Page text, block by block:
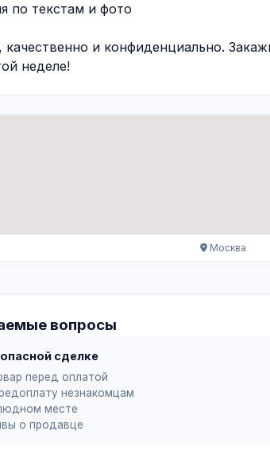
по текстам и фото
качественно и конфиденциально.
неделе!
Москва
вопросы
сделке
перед оплатой
незнакомцам
месте
о продавце